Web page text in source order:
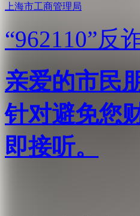
上海市工商管理局
“962110”反
亲爱的市民
针对避免您
即接听。